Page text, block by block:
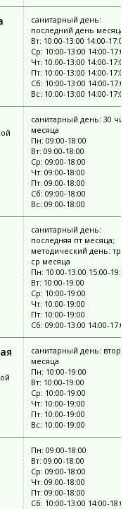
санитарный день:
последний день месяца
Вт: 10:00-13:00 14:00-17:00
Ср: 10:00-13:00 14:00-17:00
Чт: 10:00-13:00 14:00-17:00
Пт: 10:00-13:00 14:00-17:00
Сб: 10:00-13:00 14:00-17:00
Вс: 10:00-13:00 14:00-17:00
санитарный день: 30
месяца
Пн: 09:00-18:00
Вт: 09:00-18:00
Ср: 09:00-18:00
Чт: 09:00-18:00
Пт: 09:00-18:00
Сб: 09:00-18:00
Вс: 09:00-18:00
санитарный день:
последняя пт месяца;
методический день:
ср месяца
Пн: 10:00-13:00 15:00-
Вт: 10:00-19:00
Ср: 10:00-19:00
Чт: 10:00-19:00
Пт: 10:00-19:00
Сб: 09:00-13:00 14:00-17:00
санитарный день:
месяца
Пн: 10:00-19:00
Вт: 10:00-19:00
Ср: 10:00-19:00
Чт: 10:00-19:00
Пт: 10:00-19:00
Вс: 10:00-19:00
Пн: 09:00-18:00
Вт: 09:00-18:00
Ср: 09:00-18:00
Чт: 09:00-18:00
Пт: 09:00-18:00
Сб: 10:00-13:00 14:00-18:00